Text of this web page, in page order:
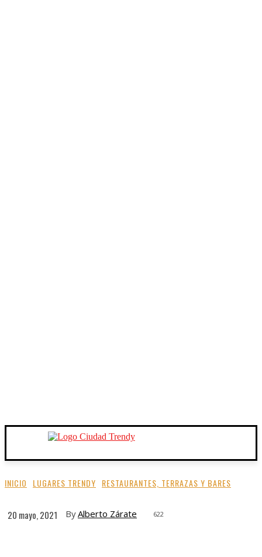
INICIO LUGARES TRENDY RESTAURANTES, TERRAZAS Y BARES
20 mayo, 2021 ByAlberto Zárate 622